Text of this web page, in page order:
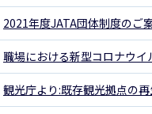
2021年度JATA団体制度のご
職場における新型コロナウ
観光庁より:既存観光拠点の